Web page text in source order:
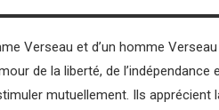
Verseau et d’un homme
de la liberté, de
mutuellement. Ils apprécient